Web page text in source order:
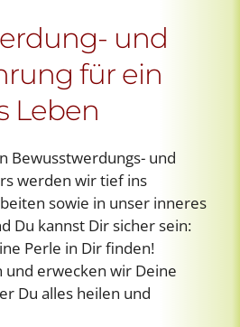
und
für ein
Leben
Bewusstwerdungs- und
werden wir tief ins
sowie in unser inneres
Du kannst Dir sicher sein:
Perle in Dir finden!
erwecken wir Deine
Du alles heilen und